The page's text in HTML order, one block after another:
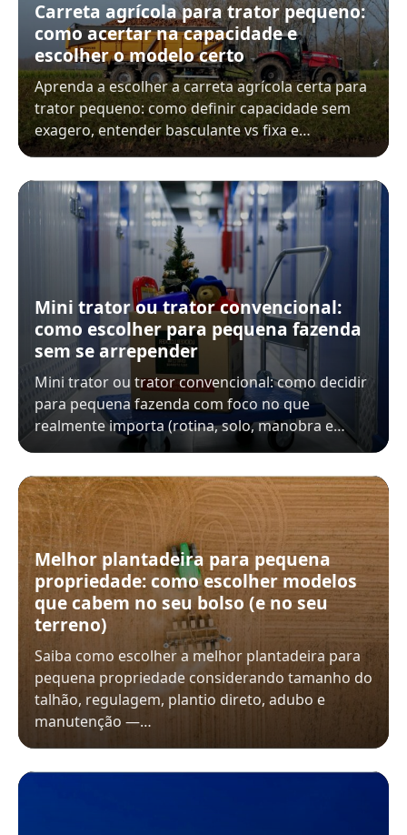
Carreta agrícola para trator pequeno:
como acertar na capacidade e
escolher o modelo certo
Aprenda a escolher a carreta agrícola certa para
trator pequeno: como definir capacidade sem
exagero, entender basculante vs fixa e…
Mini trator ou trator convencional:
como escolher para pequena fazenda
sem se arrepender
Mini trator ou trator convencional: como decidir
para pequena fazenda com foco no que
realmente importa (rotina, solo, manobra e…
Melhor plantadeira para pequena
propriedade: como escolher modelos
que cabem no seu bolso (e no seu
terreno)
Saiba como escolher a melhor plantadeira para
pequena propriedade considerando tamanho do
talhão, regulagem, plantio direto, adubo e
manutenção —…